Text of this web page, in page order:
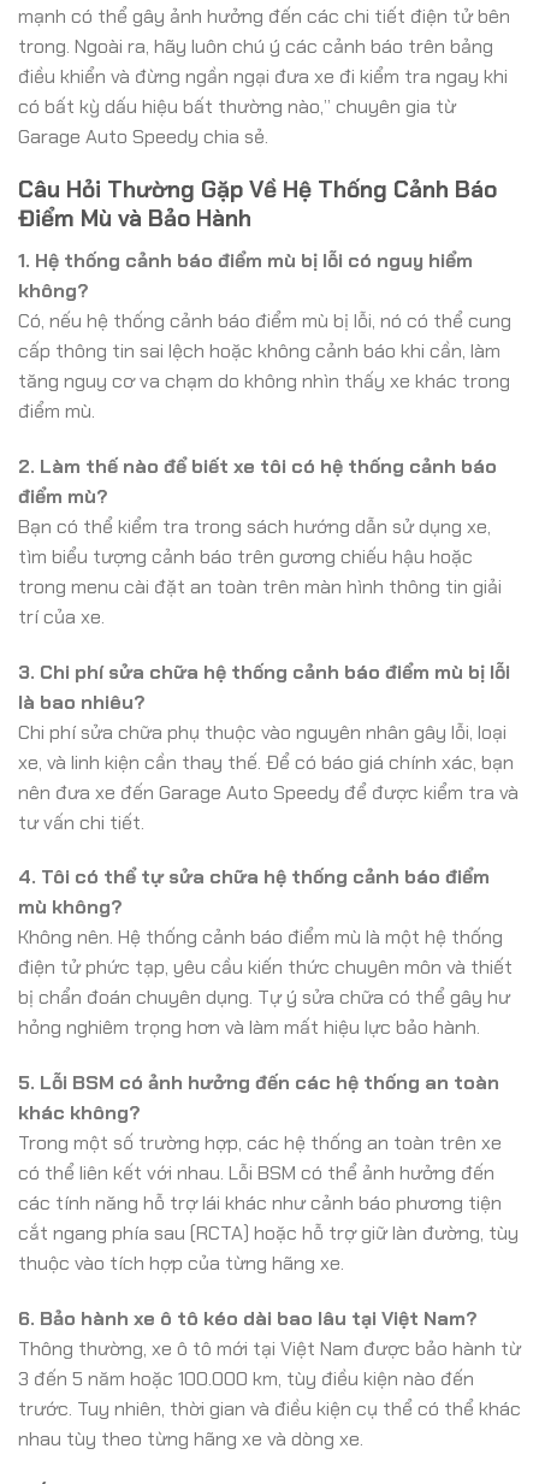
mạnh có thể gây ảnh hưởng đến các chi tiết điện tử bên
trong. Ngoài ra, hãy luôn chú ý các cảnh báo trên bảng
điều khiển và đừng ngần ngại đưa xe đi kiểm tra ngay khi
có bất kỳ dấu hiệu bất thường nào,” chuyên gia từ
Garage Auto Speedy chia sẻ.
Câu Hỏi Thường Gặp Về Hệ Thống Cảnh Báo
Điểm Mù và Bảo Hành
1. Hệ thống cảnh báo điểm mù bị lỗi có nguy hiểm
không?
Có, nếu hệ thống cảnh báo điểm mù bị lỗi, nó có thể cung
cấp thông tin sai lệch hoặc không cảnh báo khi cần, làm
tăng nguy cơ va chạm do không nhìn thấy xe khác trong
điểm mù.
2. Làm thế nào để biết xe tôi có hệ thống cảnh báo
điểm mù?
Bạn có thể kiểm tra trong sách hướng dẫn sử dụng xe,
tìm biểu tượng cảnh báo trên gương chiếu hậu hoặc
trong menu cài đặt an toàn trên màn hình thông tin giải
trí của xe.
3. Chi phí sửa chữa hệ thống cảnh báo điểm mù bị lỗi
là bao nhiêu?
Chi phí sửa chữa phụ thuộc vào nguyên nhân gây lỗi, loại
xe, và linh kiện cần thay thế. Để có báo giá chính xác, bạn
nên đưa xe đến Garage Auto Speedy để được kiểm tra và
tư vấn chi tiết.
4. Tôi có thể tự sửa chữa hệ thống cảnh báo điểm
mù không?
Không nên. Hệ thống cảnh báo điểm mù là một hệ thống
điện tử phức tạp, yêu cầu kiến thức chuyên môn và thiết
bị chẩn đoán chuyên dụng. Tự ý sửa chữa có thể gây hư
hỏng nghiêm trọng hơn và làm mất hiệu lực bảo hành.
5. Lỗi BSM có ảnh hưởng đến các hệ thống an toàn
khác không?
Trong một số trường hợp, các hệ thống an toàn trên xe
có thể liên kết với nhau. Lỗi BSM có thể ảnh hưởng đến
các tính năng hỗ trợ lái khác như cảnh báo phương tiện
cắt ngang phía sau (RCTA) hoặc hỗ trợ giữ làn đường, tùy
thuộc vào tích hợp của từng hãng xe.
6. Bảo hành xe ô tô kéo dài bao lâu tại Việt Nam?
Thông thường, xe ô tô mới tại Việt Nam được bảo hành từ
3 đến 5 năm hoặc 100.000 km, tùy điều kiện nào đến
trước. Tuy nhiên, thời gian và điều kiện cụ thể có thể khác
nhau tùy theo từng hãng xe và dòng xe.